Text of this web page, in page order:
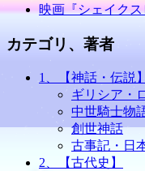
映画『シェイク
カテゴリ、著者
1、【神話・伝説】
ギリシア・
中世騎士物
創世神話
古事記・日
2、【古代史】